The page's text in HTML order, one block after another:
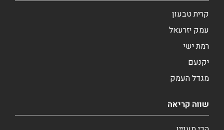
קרית טבעון
עמק יזרעאל
רמת ישי
יקנעם
מגדל העמק
שווה קריאה